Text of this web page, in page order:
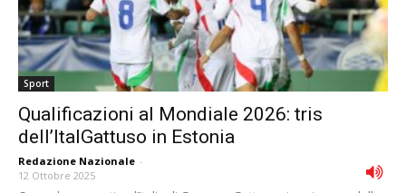
Sport
Qualificazioni al Mondiale 2026: tris
dell’ItalGattuso in Estonia
Redazione Nazionale -
12 Ottobre 2025